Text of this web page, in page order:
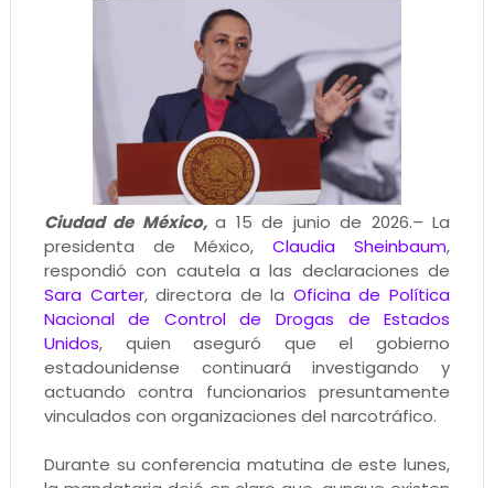
Ciudad de México,a 15 de junio de 2026.– La
presidenta de México,Claudia Sheinbaum,
respondió con cautela a las declaraciones de
Sara Carter, directora de la Oficina de Política
Nacional de Control de Drogas de Estados
Unidos, quien aseguró que el gobierno
estadounidense continuará investigando y
actuando contra funcionarios presuntamente
vinculados con organizaciones del narcotráfico.
Durante su conferencia matutina de este lunes,